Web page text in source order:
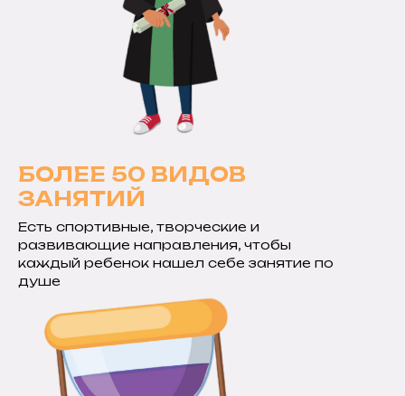
БОЛЕЕ 50 ВИДОВ
ЗАНЯТИЙ
Есть спортивные, творческие и
развивающие направления, чтобы
каждый ребенок нашел себе занятие по
душе